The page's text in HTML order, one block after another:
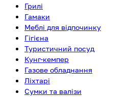
Грилі
Гамаки
Меблі для відпочинку
Гігієна
Туристичний посуд
Кунг-кемпер
Газове обладнання
Ліхтарі
Сумки та валізи